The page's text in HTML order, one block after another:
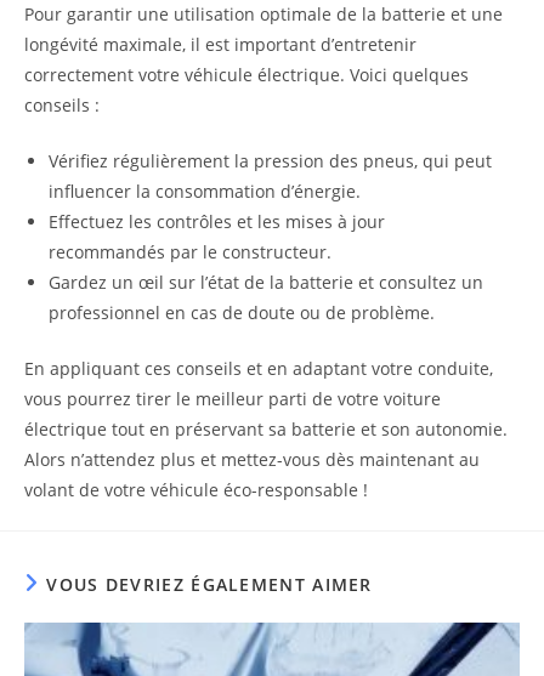
Pour garantir une utilisation optimale de la batterie et une
longévité maximale, il est important d’entretenir
correctement votre véhicule électrique. Voici quelques
conseils :
Vérifiez régulièrement la pression des pneus, qui peut
influencer la consommation d’énergie.
Effectuez les contrôles et les mises à jour
recommandés par le constructeur.
Gardez un œil sur l’état de la batterie et consultez un
professionnel en cas de doute ou de problème.
En appliquant ces conseils et en adaptant votre conduite,
vous pourrez tirer le meilleur parti de votre voiture
électrique tout en préservant sa batterie et son autonomie.
Alors n’attendez plus et mettez-vous dès maintenant au
volant de votre véhicule éco-responsable !
VOUS DEVRIEZ ÉGALEMENT AIMER